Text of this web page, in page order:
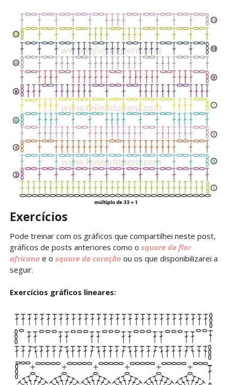
Exercícios
Pode treinar com os gráficos que compartilhei neste post,
gráficos de posts anteriores como o square de flor
africanae o square de coração ou os que disponibilizarei a
seguir.
Exercícios gráficos lineares: